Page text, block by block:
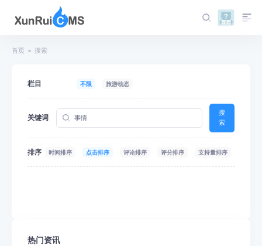
首页 搜索
栏目 不限 旅游动态
关键词
搜
索
排序 时间排序 点击排序 评论排序 评分排序 支持量排序
热门资讯